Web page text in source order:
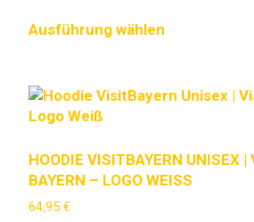
Ausführung wählen
HOODIE VISITBAYERN UNISEX |
BAYERN – LOGO WEISS
64,95 €